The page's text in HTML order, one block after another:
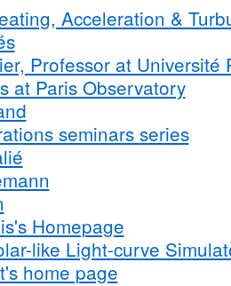
Acceleration &
Professor at Université
at Paris Observatory
seminars series
Homepage
like Light-curve
home page